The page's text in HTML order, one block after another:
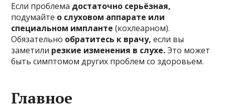
Если проблема достаточно серьёзная,
подумайте о слуховом аппарате или
специальном импланте (кохлеарном).
Обязательно обратитесь к врачу, если вы
заметили резкие изменения в слухе.Это может
быть симптомом других проблем со здоровьем.
Главное